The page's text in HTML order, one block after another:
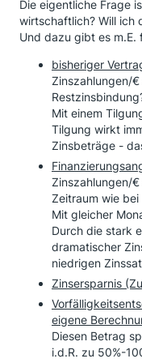
Die eigentliche Frage
wirtschaftlich? Will ich
Und dazu gibt es
bisheriger
Zinszahlungen/
Mit einem
Tilgung wirkt
Zinsbeträge -
Zinszahlungen/
Zeitraum wie bei
Mit gleicher
Durch die stark
dramatischer
niedrigen
Zinsersparnis
eigene
Diesen Betrag
i.d.R. zu 50%-